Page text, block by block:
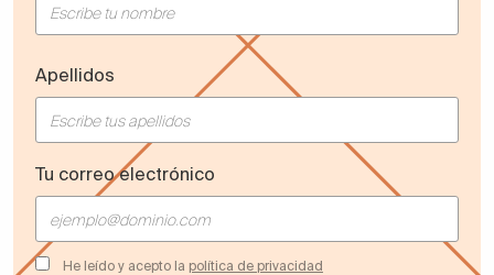
Apellidos
Tu correo electrónico
He leído y acepto la política de privacidad